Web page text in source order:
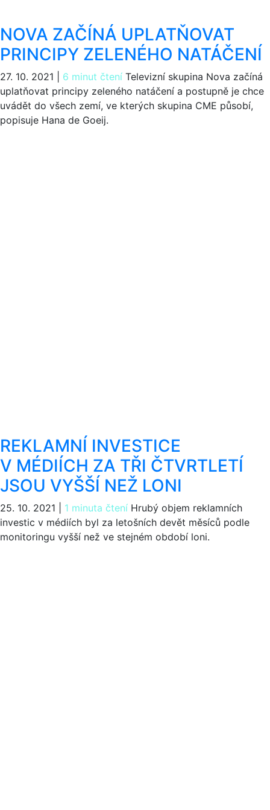
NOVA ZAČÍNÁ UPLATŇOVAT
PRINCIPY ZELENÉHO NATÁČENÍ
27. 10. 2021 6 minut čtení Televizní skupina Nova začíná
uplatňovat principy zeleného natáčení a postupně je chce
uvádět do všech zemí, ve kterých skupina CME působí,
popisuje Hana de Goeij.
REKLAMNÍ INVESTICE
V MÉDIÍCH ZA TŘI ČTVRTLETÍ
JSOU VYŠŠÍ NEŽ LONI
25. 10. 2021 1 minuta čtení Hrubý objem reklamních
investic v médiích byl za letošních devět měsíců podle
monitoringu vyšší než ve stejném období loni.